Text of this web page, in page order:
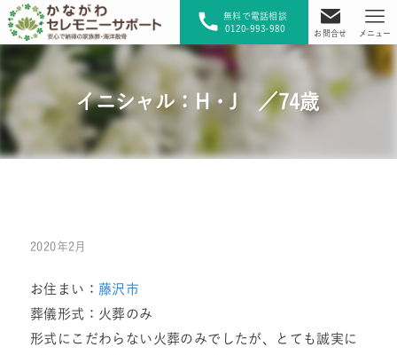
無料で電話相談
0120-993-980
お問合せ メニュー
イニシャル：H・J ／74歳
2020年2月
お住まい： 藤沢市
葬儀形式：火葬のみ
形式にこだわらない火葬のみでしたが、とても誠実に